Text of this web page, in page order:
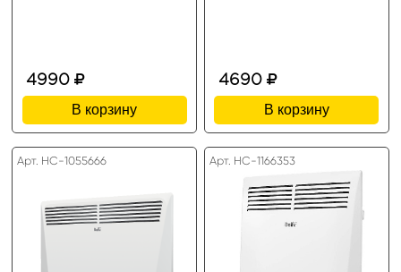
4990
В корзину
4690
В корзину
Арт. HC-1055666 Арт. HC-1166353